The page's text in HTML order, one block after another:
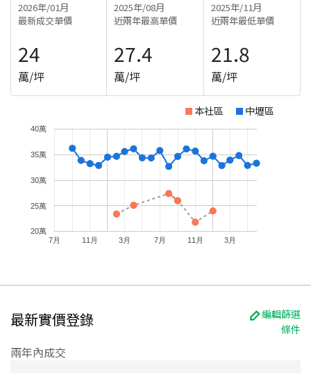
2026年/01月
最新成交單價
24
萬/坪
2025年/08月
近兩年最高單價
27.4
萬/坪
2025年/11月
近兩年最低單價
21.8
萬/坪
本社區 中壢區
7月 11月 3月 7月 11月 3月
20萬
25萬
30萬
35萬
40萬
最新實價登錄
編輯篩選
條件
兩年內成交